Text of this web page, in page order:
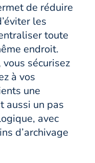
de réduire
les
toute
endroit.
sécurisez
à vos
une
aussi un pas
avec
d’archivage